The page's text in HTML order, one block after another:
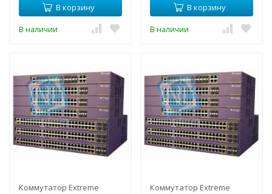
В корзину
В наличии
В корзину
В наличии
Коммутатор Extreme
Коммутатор Extreme